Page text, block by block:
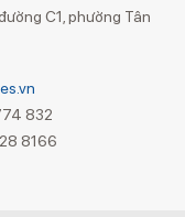
C1, phường Tân
832
8166